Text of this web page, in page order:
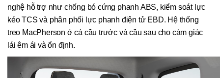
nghệ hỗ trợ như chống bó cứng phanh ABS, kiểm soát lực
kéo TCS và phân phối lực phanh điện tử EBD. Hệ thống
treo MacPherson ở cả cầu trước và cầu sau cho cảm giác
lái êm ái và ổn định.